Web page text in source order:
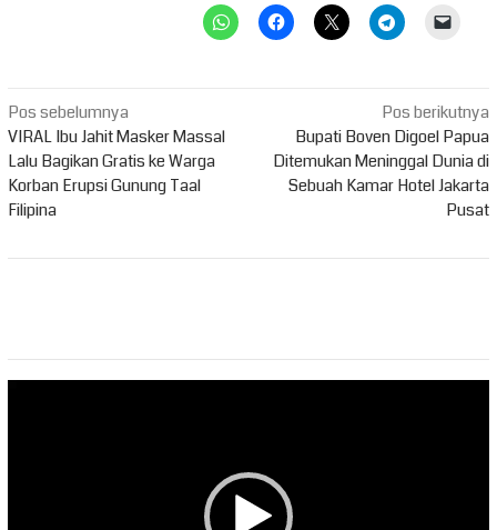
Navigasi
pos
Pos sebelumnya
VIRAL Ibu Jahit Masker Massal
Lalu Bagikan Gratis ke Warga
Korban Erupsi Gunung Taal
Filipina
Pos berikutnya
Bupati Boven Digoel Papua
Ditemukan Meninggal Dunia di
Sebuah Kamar Hotel Jakarta
Pusat